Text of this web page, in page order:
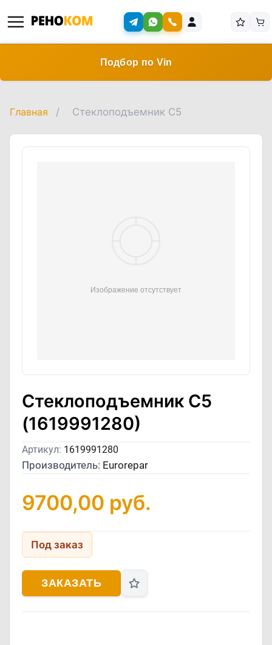
Подбор по Vin
Главная / Стеклоподъемник C5
Стеклоподъемник C5
(1619991280)
Артикул: 1619991280
Производитель: Eurorepar
9700,00 руб.
Под заказ
ЗАКАЗАТЬ